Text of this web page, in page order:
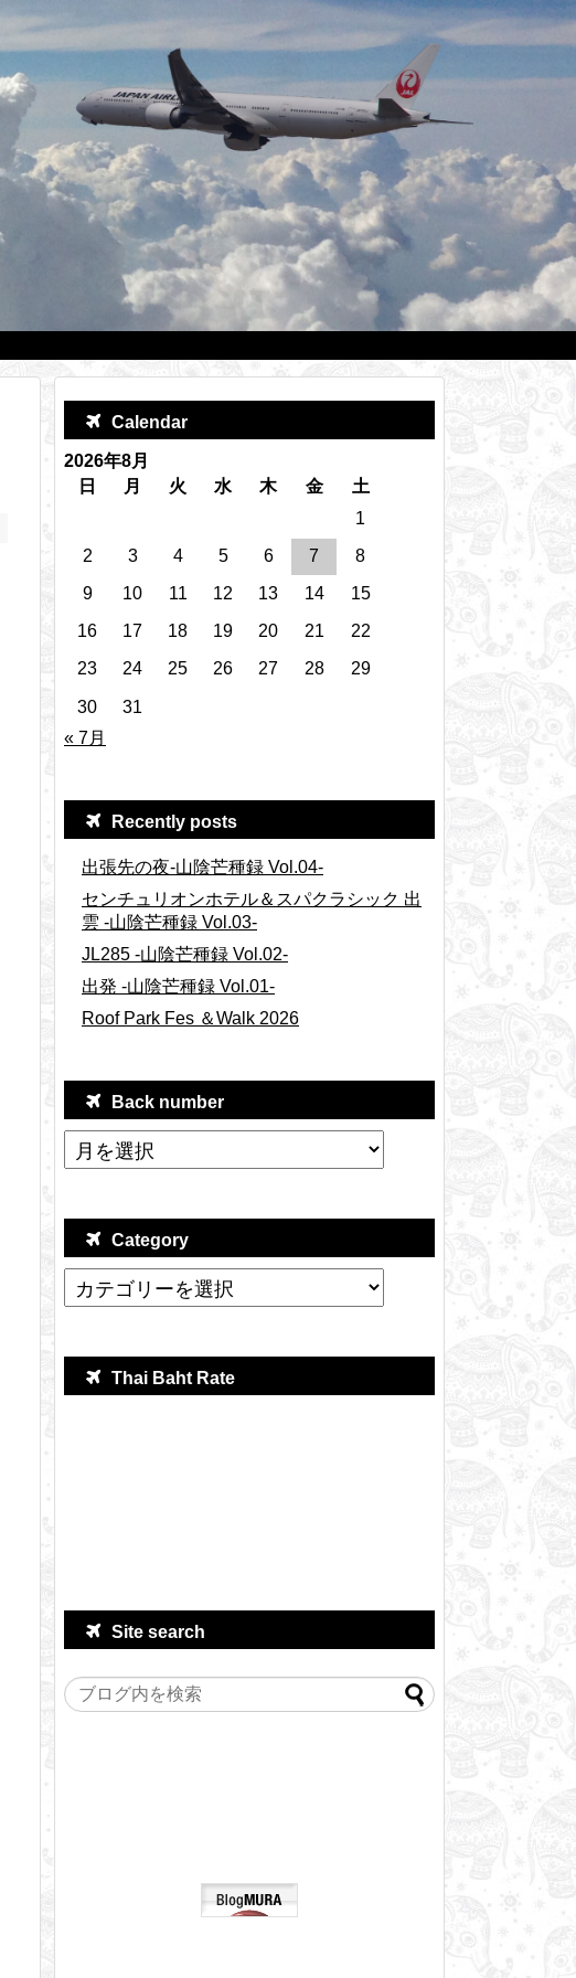
Calendar
2026年8月
日
月 火 水 木 金
土
1
2
3 4 5 6 7
8
9
10 11 12 13 14
15
16
17 18 19 20 21
22
23
24 25 26 27 28 29
30
31
« 7月
Recently posts
出張先の夜-山陰芒種録 Vol.04-
センチュリオンホテル＆スパクラシック 出
雲 -山陰芒種録 Vol.03-
JL285 -山陰芒種録 Vol.02-
出発 -山陰芒種録 Vol.01-
Roof Park Fes ＆Walk 2026
Back number
Category
Thai Baht Rate
Site search